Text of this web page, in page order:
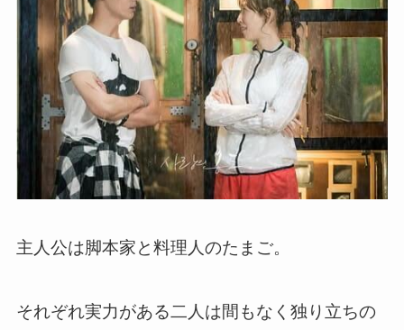
主人公は脚本家と料理人のたまご。
それぞれ実力がある二人は間もなく独り立ちの